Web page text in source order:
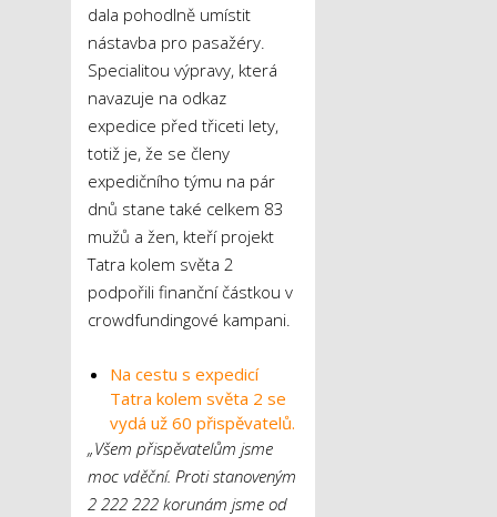
dala pohodlně umístit
nástavba pro pasažéry.
Specialitou výpravy, která
navazuje na odkaz
expedice před třiceti lety,
totiž je, že se členy
expedičního týmu na pár
dnů stane také celkem 83
mužů a žen, kteří projekt
Tatra kolem světa 2
podpořili finanční částkou v
crowdfundingové kampani.
Na cestu s expedicí
Tatra kolem světa 2 se
vydá už 60 přispěvatelů.
„Všem přispěvatelům jsme
moc vděční. Proti stanoveným
2 222 222 korunám jsme od